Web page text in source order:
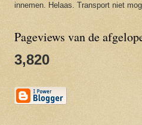
innemen. Helaas. Transport niet
Pageviews van de
3,820